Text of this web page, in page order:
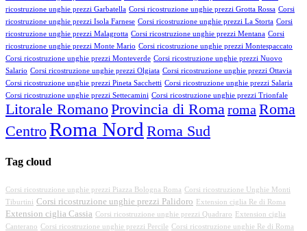
ricostruzione unghie prezzi Garbatella Corsi ricostruzione unghie prezzi Grotta Rossa Corsi
ricostruzione unghie prezzi Isola Farnese Corsi ricostruzione unghie prezzi La Storta Corsi
ricostruzione unghie prezzi Malagrotta Corsi ricostruzione unghie prezzi Mentana Corsi
ricostruzione unghie prezzi Monte Mario Corsi ricostruzione unghie prezzi Montespaccato
Corsi ricostruzione unghie prezzi Monteverde Corsi ricostruzione unghie prezzi Nuovo
Salario Corsi ricostruzione unghie prezzi Olgiata Corsi ricostruzione unghie prezzi Ottavia
Corsi ricostruzione unghie prezzi Pineta Sacchetti Corsi ricostruzione unghie prezzi Salaria
Corsi ricostruzione unghie prezzi Settecamini Corsi ricostruzione unghie prezzi Trionfale
Litorale RomanoProvincia di RomaromaRoma
CentroRoma Nord Roma Sud
Tag cloud
Corsi ricostruzione unghie prezzi Piazza Bologna Roma Corsi ricostruzione Unghie Monti
Tiburtini Corsi ricostruzione unghie prezzi Palidoro Extension ciglia Re di Roma
Extension ciglia Cassia Corsi ricostruzione unghie prezzi Quadraro
Extension ciglia
Canterano Corsi ricostruzione unghie prezzi Percile Corsi ricostruzione unghie Re di Roma